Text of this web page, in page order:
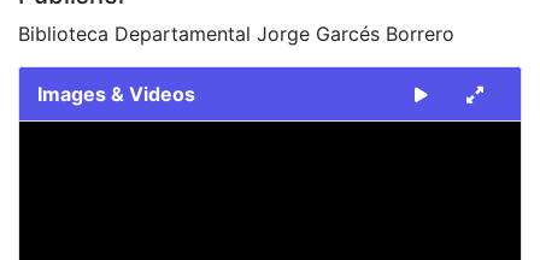
Biblioteca Departamental Jorge Garcés Borrero
Images & Videos